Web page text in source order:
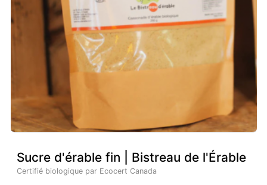
Sucre d'érable fin | Bistreau de l'Érable
Certifié biologique par Ecocert Canada